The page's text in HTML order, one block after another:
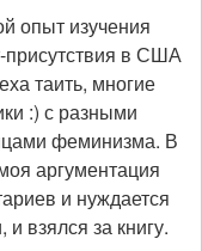
опыт изучения
присутствия в США
таить, многие
:) с разными
феминизма. В
аргументация
и нуждается
взялся за книгу.